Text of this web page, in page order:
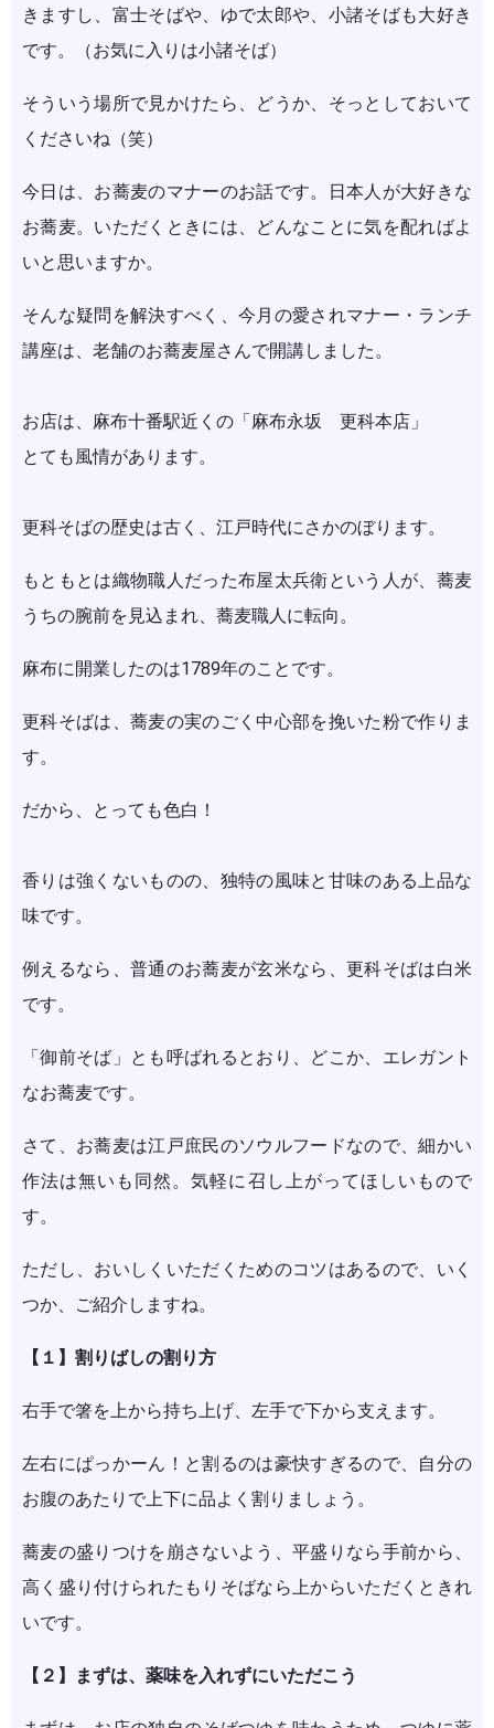
きますし、富士そばや、ゆで太郎や、小諸そばも大好き
です。（お気に入りは小諸そば）
そういう場所で見かけたら、どうか、そっとしておいて
くださいね（笑）
今日は、お蕎麦のマナーのお話です。日本人が大好きな
お蕎麦。いただくときには、どんなことに気を配ればよ
いと思いますか。
そんな疑問を解決すべく、今月の愛されマナー・ランチ
講座は、老舗のお蕎麦屋さんで開講しました。
お店は、麻布十番駅近くの「麻布永坂 更科本店」
とても風情があります。
更科そばの歴史は古く、江戸時代にさかのぼります。
もともとは織物職人だった布屋太兵衛という人が、蕎麦
うちの腕前を見込まれ、蕎麦職人に転向。
麻布に開業したのは1789年のことです。
更科そばは、蕎麦の実のごく中心部を挽いた粉で作りま
す。
だから、とっても色白！
香りは強くないものの、独特の風味と甘味のある上品な
味です。
例えるなら、普通のお蕎麦が玄米なら、更科そばは白米
です。
「御前そば」とも呼ばれるとおり、どこか、エレガント
なお蕎麦です。
さて、お蕎麦は江戸庶民のソウルフードなので、細かい
作法は無いも同然。気軽に召し上がってほしいもので
す。
ただし、おいしくいただくためのコツはあるので、いく
つか、ご紹介しますね。
【１】割りばしの割り方
右手で箸を上から持ち上げ、左手で下から支えます。
左右にぱっかーん！と割るのは豪快すぎるので、自分の
お腹のあたりで上下に品よく割りましょう。
蕎麦の盛りつけを崩さないよう、平盛りなら手前から、
高く盛り付けられたもりそばなら上からいただくときれ
いです。
【２】まずは、薬味を入れずにいただこう